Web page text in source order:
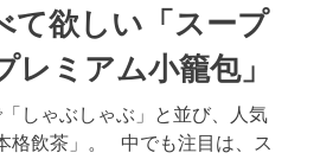
て欲しい「スープ
レミアム小籠包」
しゃぶしゃぶ」と並び、人気
格飲茶」。 中でも注目は、ス